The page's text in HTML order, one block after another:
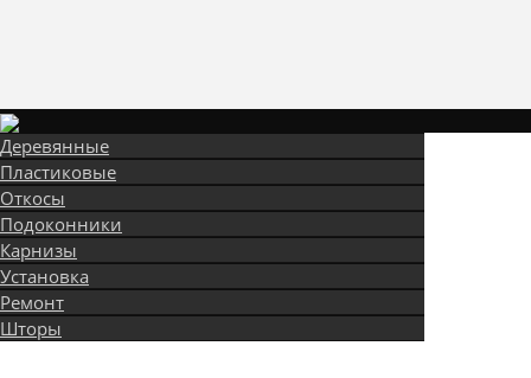
Деревянные
Пластиковые
Откосы
Подоконники
Карнизы
Установка
Ремонт
Шторы